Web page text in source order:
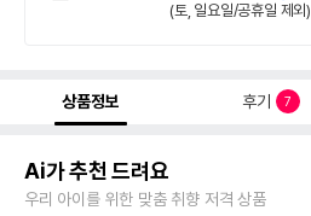
(토, 일요일/공휴일 제외)
상품정보 후기 7
Ai가 추천 드려요
우리 아이를 위한 맞춤 취향 저격 상품